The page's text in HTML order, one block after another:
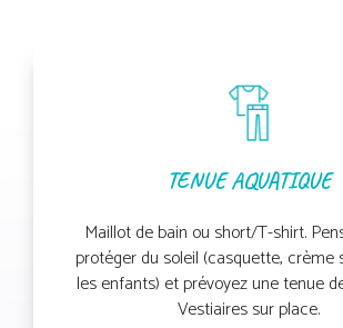
TENUE AQUATIQUE
Maillot de bain ou short/T-shirt.
protéger du soleil (casquette, crème
les enfants) et prévoyez une tenue
Vestiaires sur place.